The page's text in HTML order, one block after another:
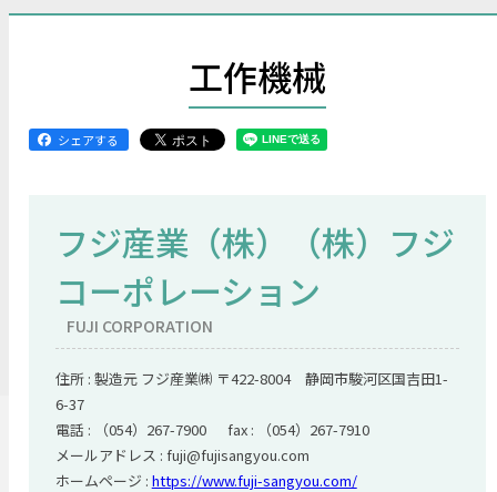
工作機械
シェアする
フジ産業（株）（株）フジ
コーポレーション
FUJI CORPORATION
住所 : 製造元 フジ産業㈱ 〒422-8004 静岡市駿河区国吉田1-
6-37
電話 : （054）267-7900 fax : （054）267-7910
メールアドレス : fuji@fujisangyou.com
ホームページ : https://www.fuji-sangyou.com/